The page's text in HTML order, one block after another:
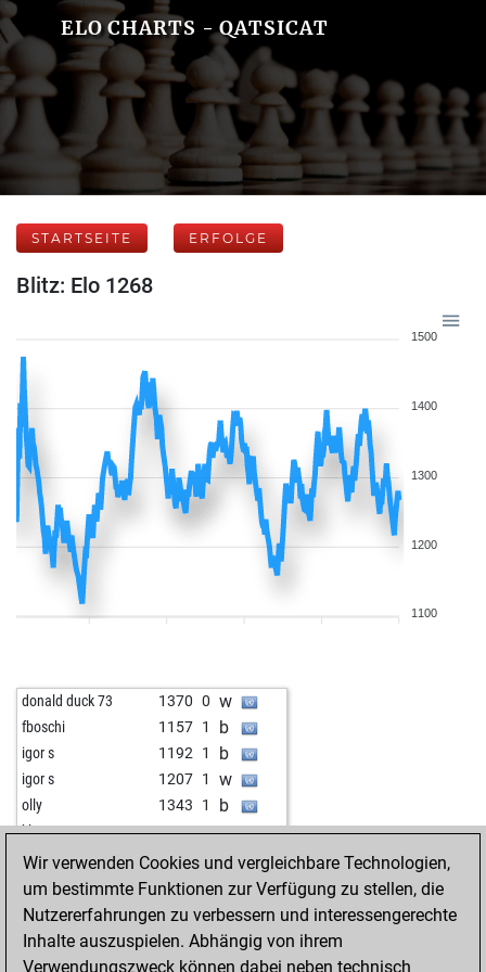
ELO CHARTS - QATSICAT
STARTSEITE ERFOLGE
Blitz: Elo 1268
1500
1400
1300
1200
1100
donald duck 73 1370 0 w
fboschi 1157 1 b
igor s 1192 1 b
igor s 1207 1 w
olly 1343 1 b
klaus2 1349 0 w
swordy 1332 0 b
fernand13kchz 1393 0 w
gürütÜlÜ 1383 0 b
sastamor 1321 0 b
sastamor 1304 0 b
Wir verwenden Cookies und vergleichbare Technologien,
um bestimmte Funktionen zur Verfügung zu stellen, die
Nutzererfahrungen zu verbessern und interessengerechte
Inhalte auszuspielen. Abhängig von ihrem
Verwendungszweck können dabei neben technisch